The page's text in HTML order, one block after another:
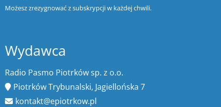
Możesz zrezygnować z subskrypcji w każdej chwili.
Wydawca
Radio Pasmo Piotrków sp. z o.o.
Piotrków Trybunalski, Jagiellońska 7
kontakt@epiotrkow.pl